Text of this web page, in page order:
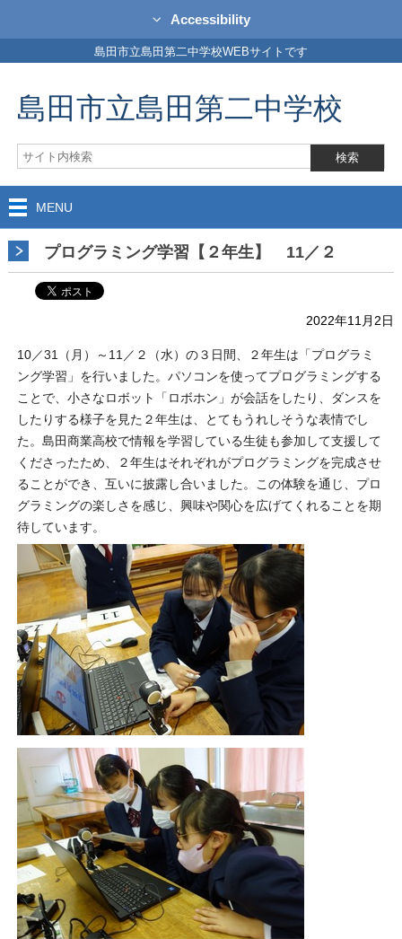
Accessibility
島田市立島田第二中学校WEBサイトです
島田市立島田第二中学校
MENU
プログラミング学習【２年生】 11／２
2022年11月2日
10／31（月）～11／２（水）の３日間、２年生は「プログラミ
ング学習」を行いました。パソコンを使ってプログラミングする
ことで、小さなロボット「ロボホン」が会話をしたり、ダンスを
したりする様子を見た２年生は、とてもうれしそうな表情でし
た。島田商業高校で情報を学習している生徒も参加して支援して
くださったため、２年生はそれぞれがプログラミングを完成させ
ることができ、互いに披露し合いました。この体験を通じ、プロ
グラミングの楽しさを感じ、興味や関心を広げてくれることを期
待しています。